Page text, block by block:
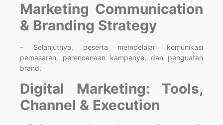
Marketing Communication
& Branding Strategy
– Selanjutnya, peserta mempelajari komunikasi
pemasaran, perencanaan kampanye, dan penguatan
brand.
Digital Marketing: Tools,
Channel & Execution